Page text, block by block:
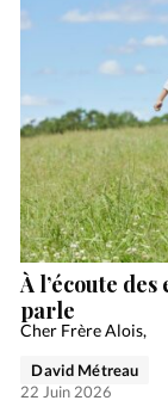
À l’écoute
parle
Cher Frère Alois,
David Métreau
22 Juin 2026